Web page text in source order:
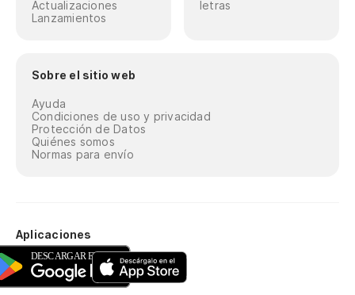
Actualizaciones
Lanzamientos
letras
Sobre el sitio web
Ayuda
Condiciones de uso y privacidad
Protección de Datos
Quiénes somos
Normas para envío
Aplicaciones